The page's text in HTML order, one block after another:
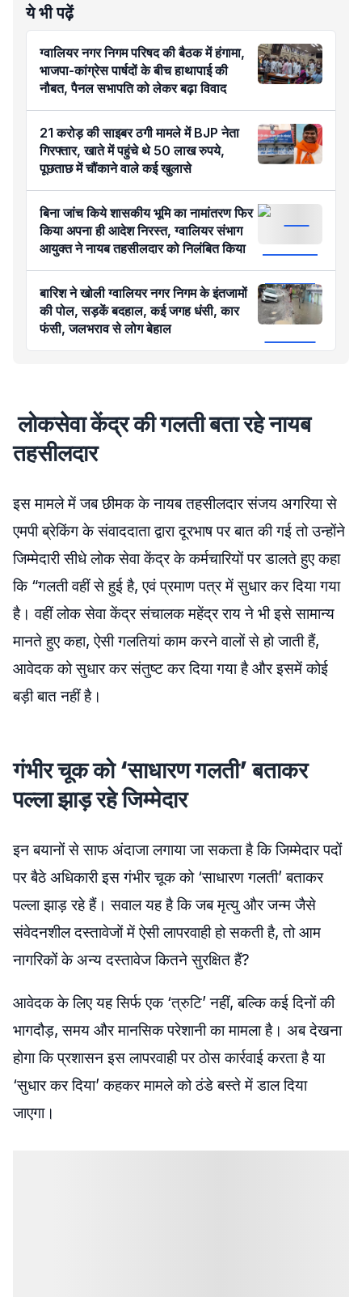
ये भी पढ़ें
ग्वालियर नगर निगम परिषद की बैठक में हंगामा,
भाजपा-कांग्रेस पार्षदों के बीच हाथापाई की
नौबत, पैनल सभापति को लेकर बढ़ा विवाद
21 करोड़ की साइबर ठगी मामले में BJP नेता
गिरफ्तार, खाते में पहुंचे थे 50 लाख रुपये,
पूछताछ में चौंकाने वाले कई खुलासे
बिना जांच किये शासकीय भूमि का नामांतरण फिर
किया अपना ही आदेश निरस्त, ग्वालियर संभाग
आयुक्त ने नायब तहसीलदार को निलंबित किया
बारिश ने खोली ग्वालियर नगर निगम के इंतजामों
की पोल, सड़कें बदहाल, कई जगह धंसी, कार
फंसी, जलभराव से लोग बेहाल
लोकसेवा केंद्र की गलती बता रहे नायब
तहसीलदार
इस मामले में जब छीमक के नायब तहसीलदार संजय अगरिया से
एमपी ब्रेकिंग के संवाददाता द्वारा दूरभाष पर बात की गई तो उन्होंने
जिम्मेदारी सीधे लोक सेवा केंद्र के कर्मचारियों पर डालते हुए कहा
कि “गलती वहीं से हुई है, एवं प्रमाण पत्र में सुधार कर दिया गया
है। वहीं लोक सेवा केंद्र संचालक महेंद्र राय ने भी इसे सामान्य
मानते हुए कहा, ऐसी गलतियां काम करने वालों से हो जाती हैं,
आवेदक को सुधार कर संतुष्ट कर दिया गया है और इसमें कोई
बड़ी बात नहीं है।
गंभीर चूक को ‘साधारण गलती’ बताकर
पल्ला झाड़ रहे जिम्मेदार
इन बयानों से साफ अंदाजा लगाया जा सकता है कि जिम्मेदार पदों
पर बैठे अधिकारी इस गंभीर चूक को ‘साधारण गलती’ बताकर
पल्ला झाड़ रहे हैं। सवाल यह है कि जब मृत्यु और जन्म जैसे
संवेदनशील दस्तावेजों में ऐसी लापरवाही हो सकती है, तो आम
नागरिकों के अन्य दस्तावेज कितने सुरक्षित हैं?
आवेदक के लिए यह सिर्फ एक ‘त्रुटि’ नहीं, बल्कि कई दिनों की
भागदौड़, समय और मानसिक परेशानी का मामला है। अब देखना
होगा कि प्रशासन इस लापरवाही पर ठोस कार्रवाई करता है या
‘सुधार कर दिया’ कहकर मामले को ठंडे बस्ते में डाल दिया
जाएगा।